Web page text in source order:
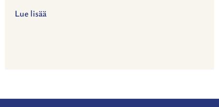
Lue lisää